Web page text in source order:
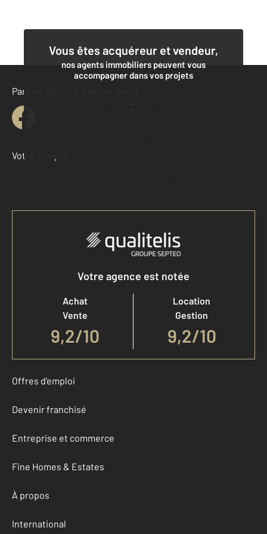
Vous êtes acquéreur et vendeur,
nos agents immobiliers peuvent vous
accompagner dans vos projets
Contacter l'agence
Demander une estimation
Parlons de vous, parlons biens
Votre compte :
Accéder à mon compte
Votre agence est notée
Achat
Vente
9,2/10
Location
Gestion
9,2/10
Offres d'emploi
Devenir franchisé
Entreprise et commerce
Fine Homes & Estates
À propos
International